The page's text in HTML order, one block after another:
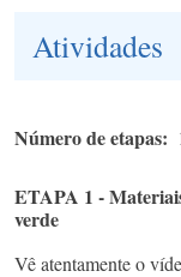
Atividades
Número de etapas
ETAPA 1 -
verde
Vê atentamente o